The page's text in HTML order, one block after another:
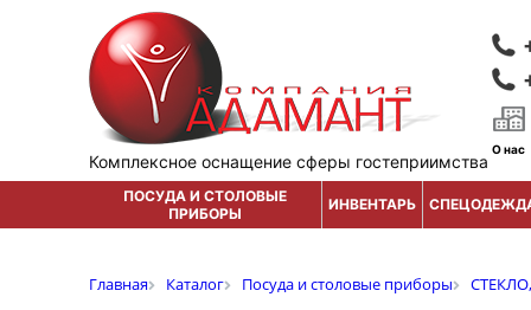
Комплексное оснащение сферы гостеприимства
О нас
ПОСУДА И СТОЛОВЫЕ
ПРИБОРЫ
ИНВЕНТАРЬ
Главная Каталог Посуда и столовые приборы